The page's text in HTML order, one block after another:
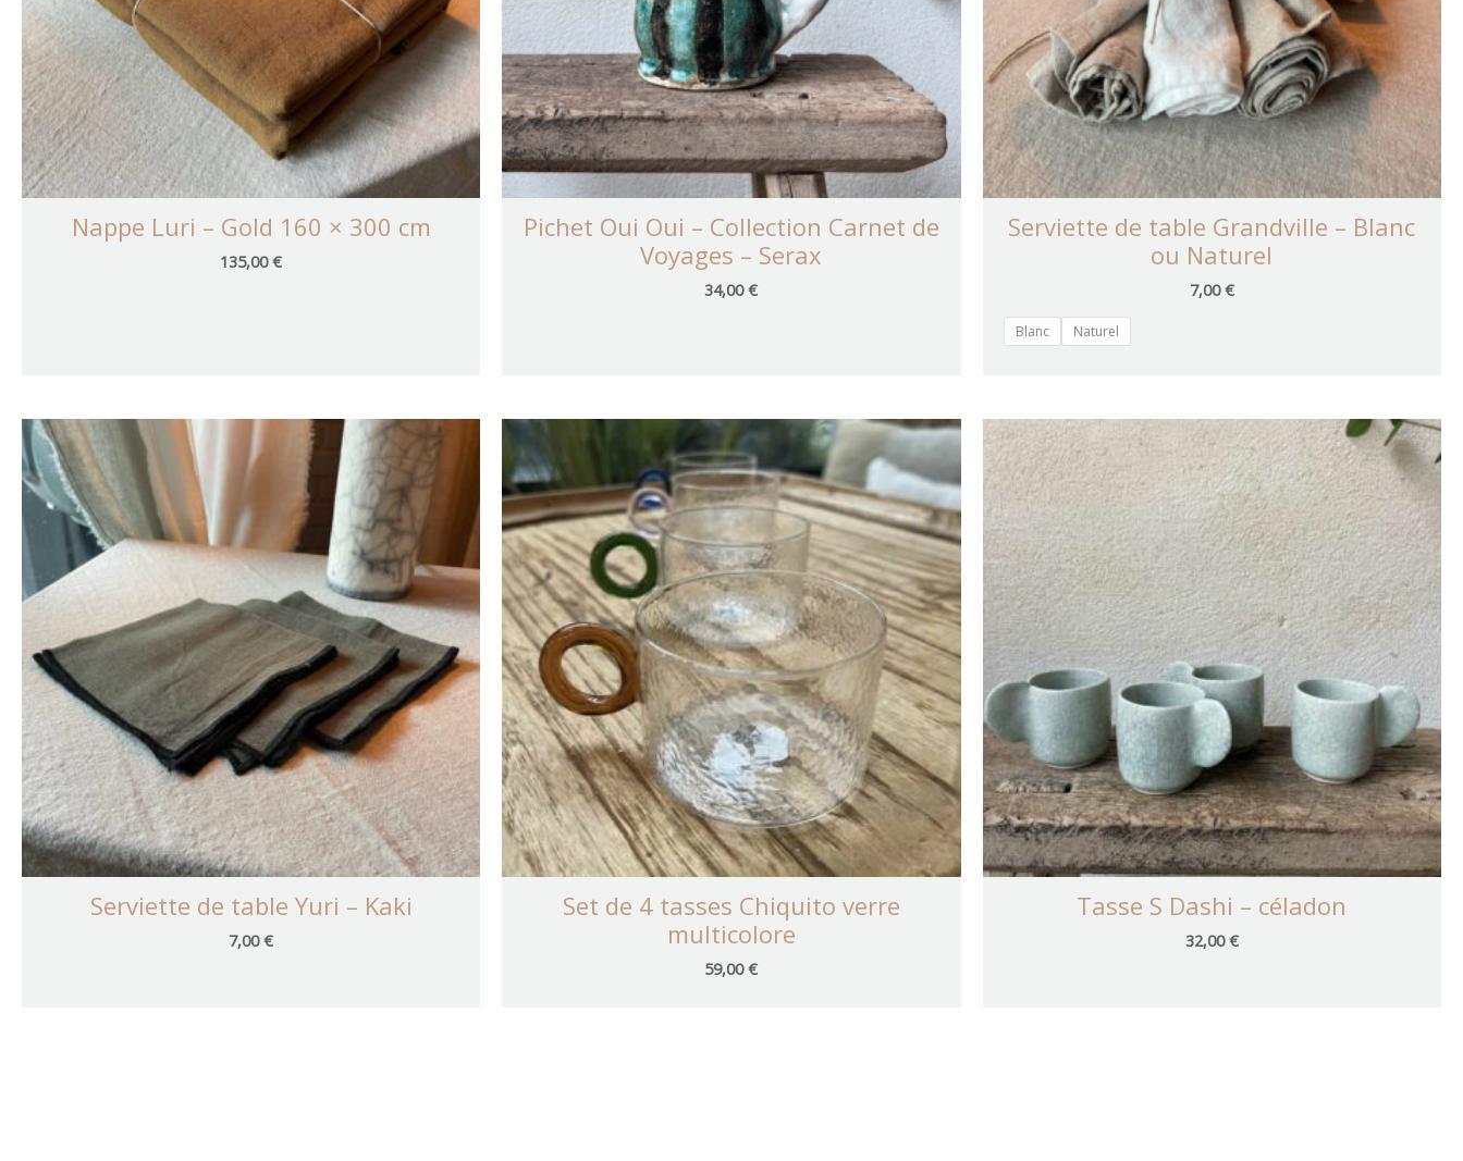
Nappe Luri – Gold 160 × 300 cm
135,00€
Pichet Oui Oui – Collection Carnet de
Voyages – Serax
34,00€
Serviette de table Grandville – Blanc
ou Naturel
7,00€
Blanc Naturel
Serviette de table Yuri – Kaki
7,00€
Set de 4 tasses Chiquito verre
multicolore
59,00€
Tasse S Dashi – céladon
32,00€